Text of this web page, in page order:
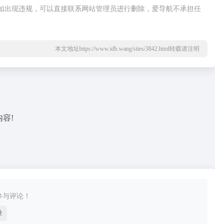
现违规，可以直接联系网站管理员进行删除，爱导航不承担任
本文地址https://www.idh.wang/sites/3842.html转载请注明
容!
评论！